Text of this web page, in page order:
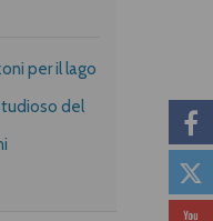
per il lago
del